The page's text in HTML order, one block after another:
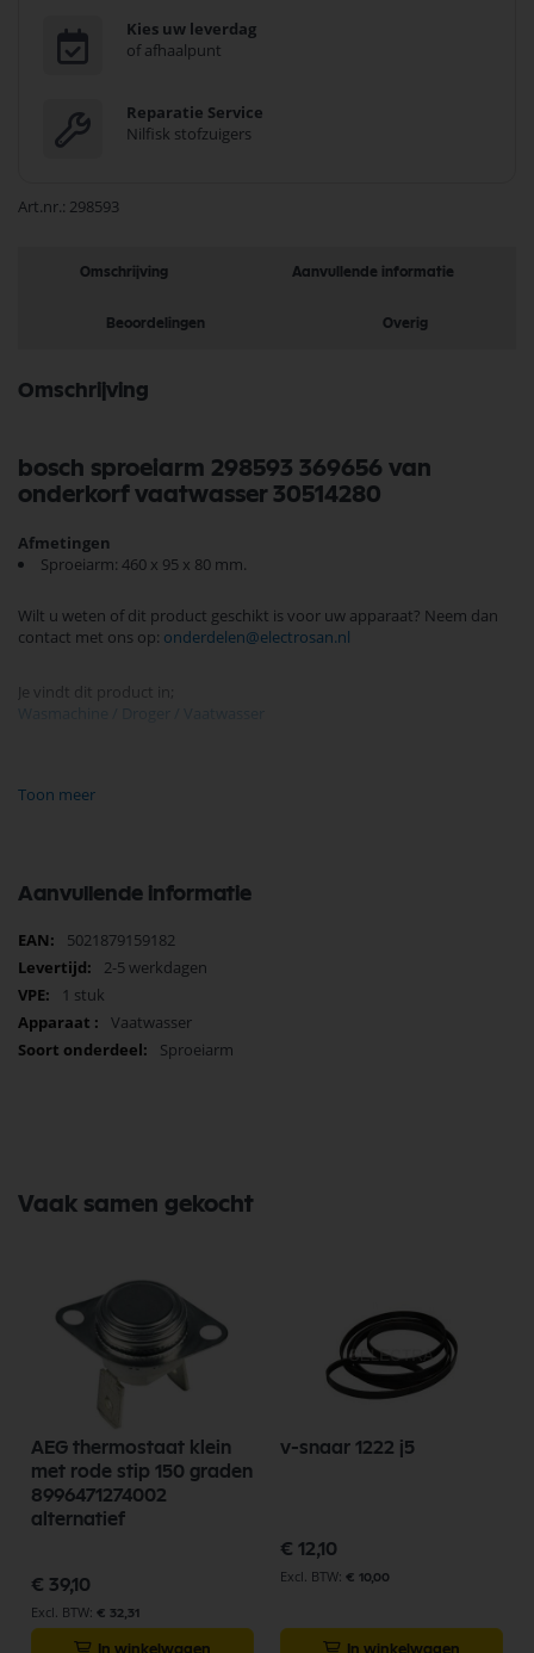
Kies uw leverdag
of afhaalpunt
Reparatie Service
Nilfisk stofzuigers
Art.nr. 298593
Omschrijving Aanvullende informatie
Beoordelingen Overig
Omschrijving
bosch sproeiarm 298593 369656 van
onderkorf vaatwasser 30514280
Afmetingen
Sproeiarm: 460 x 95 x 80 mm.
Wilt u weten of dit product geschikt is voor uw apparaat? Neem dan
contact met ons op: onderdelen@electrosan.nl
Je vindt dit product in;
vaatwasser 30514280 van het merk Bosch Siemens. Bosch Siemens
betrouwbaarheid van Bosch Siemens Onderdelen vandaag nog en
bestel eenvoudig online.
Bekijk meer Bosch Siemens Onderdelen
Toon meer
Aanvullende informatie
Meer
informatie
5021879159182
2-5 werkdagen
1 stuk
Vaatwasser
Sproeiarm
Vaak samen gekocht
AEG thermostaat klein
met rode stip 150 graden
8996471274002
alternatief
€ 39,10
€ 32,31
In winkelwagen
v-snaar 1222 j5
€ 12,10
€ 10,00
In winkelwagen